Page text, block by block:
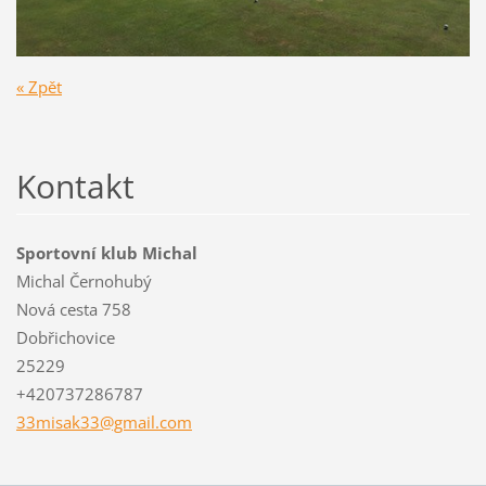
« Zpět
Kontakt
Sportovní klub Michal
Michal Černohubý
Nová cesta 758
Dobřichovice
25229
+420737286787
33misak33@gmail.com